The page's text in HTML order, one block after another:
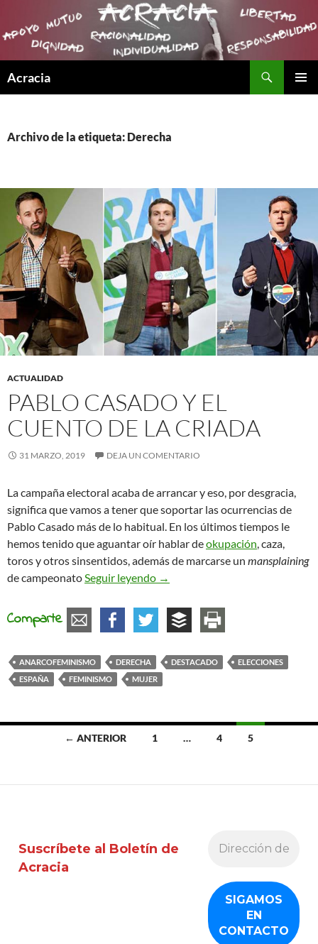
Acracia
Archivo de la etiqueta: Derecha
ACTUALIDAD
PABLO CASADO Y EL
CUENTO DE LA CRIADA
31 MARZO, 2019 DEJA UN COMENTARIO
La campaña electoral acaba de arrancar y eso, por desgracia,
significa que vamos a tener que soportar las ocurrencias de
Pablo Casado más de lo habitual. En los últimos tiempos le
hemos tenido que aguantar oír hablar deokupación, caza,
toros y otros sinsentidos, además de marcarse un mansplaining
de campeonatoSeguir leyendo Pablo Casado y El Cuento de la
→
Comparte
ANARCOFEMINISMO DERECHA DESTACADO
ELECCIONES
ESPAÑA
FEMINISMO MUJER
las
← ANTERIOR 1 … 4 5
Suscríbete al Boletín de
Acracia